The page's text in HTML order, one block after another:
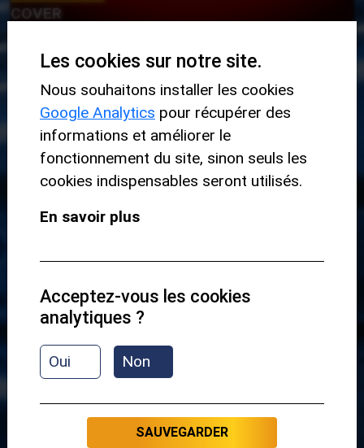
COVER
EXERCICES
DÉBUTANT
EXERCICE 1
PRÉSENTATION
Les cookies sur notre site.
Nous souhaitons installer les cookies
Google Analytics pour récupérer des
informations et améliorer le
fonctionnement du site, sinon seuls les
cookies indispensables seront utilisés.
En savoir plus
Oui Non
Acceptez-vous les cookies
analytiques ?
SAUVEGARDER